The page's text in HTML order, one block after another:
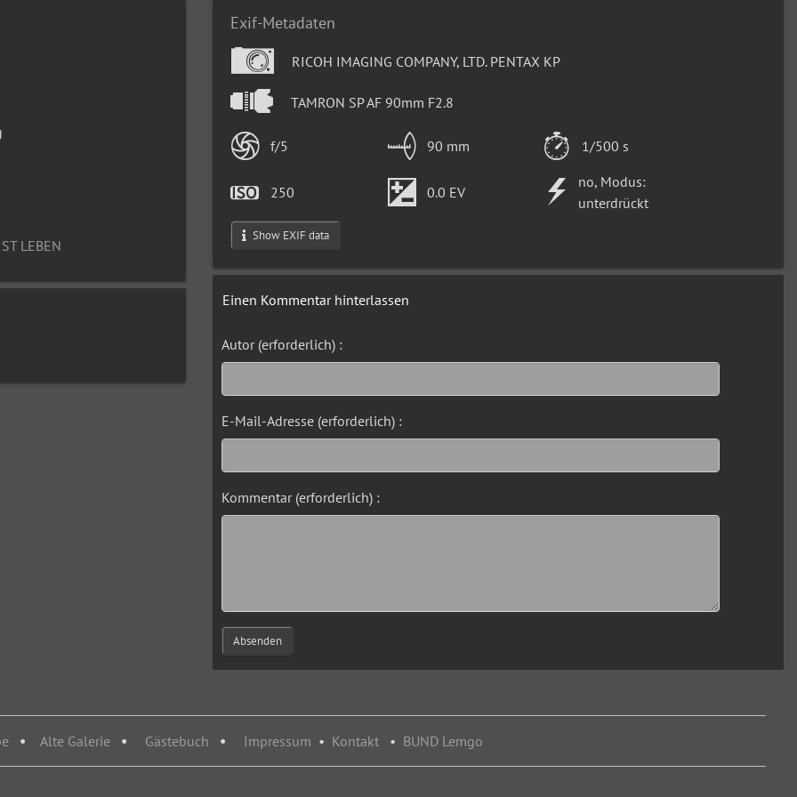
LEBEN
Exif-Metadaten
RICOH IMAGING COMPANY, LTD. PENTAX KP
TAMRON SP AF 90mm F2.8
f/5 90 mm 1/500 s
250 0.0 EV
no, Modus:
unterdrückt
Show EXIF data
Einen Kommentar hinterlassen
Autor (erforderlich) :
E-Mail-Adresse (erforderlich) :
Kommentar (erforderlich) :
Absenden
• Alte Galerie • Gästebuch • Impressum • Kontakt• BUND Lemgo